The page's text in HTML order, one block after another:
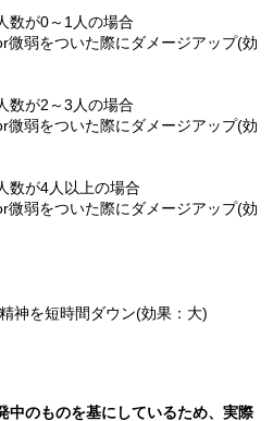
数が0～1人の場合
微弱をついた際にダメージアップ(効
数が2～3人の場合
微弱をついた際にダメージアップ(効
数が4人以上の場合
微弱をついた際にダメージアップ(効
神を短時間ダウン(効果：大)
中のものを基にしているため、実際